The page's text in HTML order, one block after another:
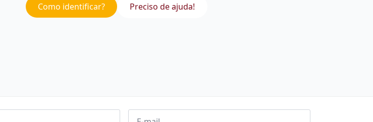
Como identificar? Preciso de ajuda!
Email